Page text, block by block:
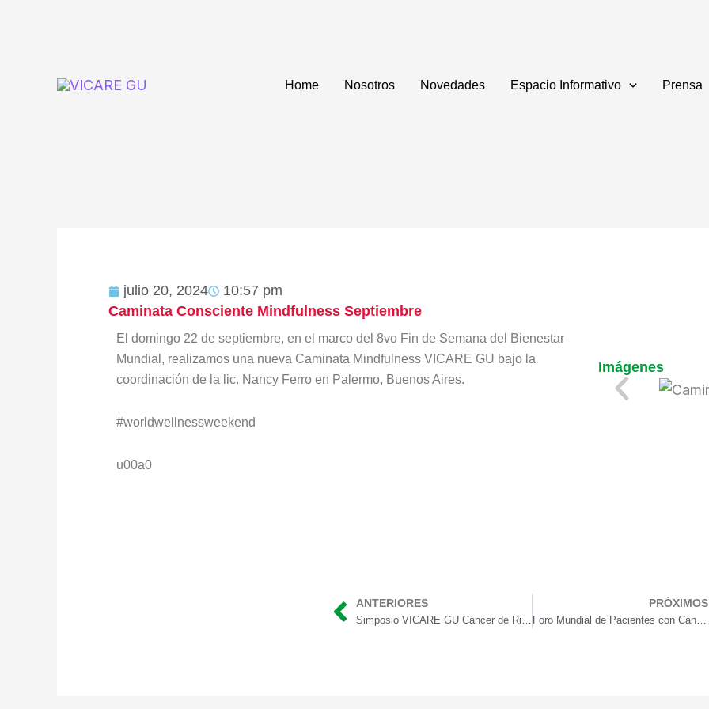
Home Nosotros Novedades Espacio Informativo Prensa
julio 20, 2024
10:57 pm
Caminata Consciente Mindfulness Septiembre
El domingo 22 de septiembre, en el marco del 8vo Fin de Semana del Bienestar
Mundial, realizamos una nueva Caminata Mindfulness VICARE GU bajo la
coordinación de la lic. Nancy Ferro en Palermo, Buenos Aires.
#worldwellnessweekend
u00a0
Imágenes
Prev
ANTERIORES
Simposio VICARE GU Cáncer de Riñón
PRÓXIMOS
Foro Mundial de Pacientes con Cáncer de Vejiga